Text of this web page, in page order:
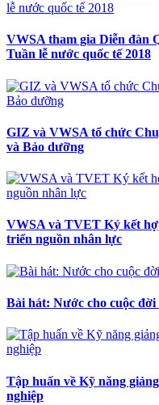
VWSA tham gia Diễn đàn
Tuần lễ nước quốc tế 2018
GIZ và VWSA tổ chức
và Bảo dưỡng
VWSA và TVET Ký kết
triển nguồn nhân lực
Bài hát: Nước cho cuộc đời
Tập huấn về Kỹ năng
nghiệp